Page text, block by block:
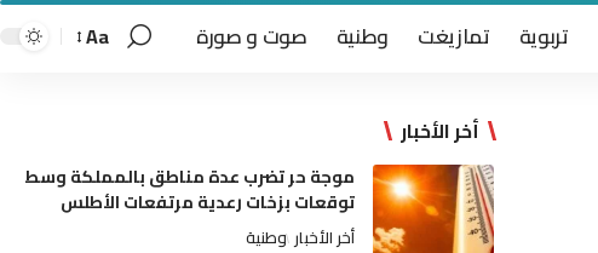
تربوية تمازيغت وطنية صوت و صورة Aa
أخر الأخبار
موجة حر تضرب عدة مناطق بالمملكة وسط
توقعات بزخات رعدية مرتفعات الأطلس
أخر الأخبار وطنية